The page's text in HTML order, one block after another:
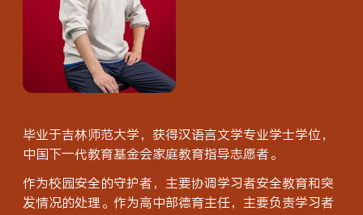
小学及初中
毕业于吉林师范大学，获得汉语言文学专业学士学位，
中国下一代教育基金会家庭教育指导志愿者。
作为校园安全的守护者，主要协调学习者安全教育和突
发情况的处理。作为高中部德育主任，主要负责学习者